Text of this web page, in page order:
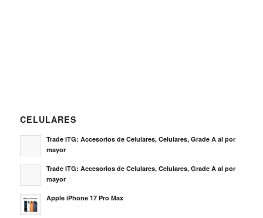
CELULARES
Trade ITG: Accesorios de Celulares, Celulares, Grade A al por
mayor
Trade ITG: Accesorios de Celulares, Celulares, Grade A al por
mayor
Apple iPhone 17 Pro Max